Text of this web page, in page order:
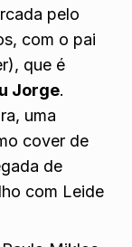
pelo
com o pai
que é
Jorge.
uma
cover de
de
com Leide